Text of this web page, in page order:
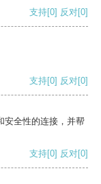
支持[0] 反对[0]
支持[0] 反对[0]
安全性的连接，并帮
支持[0] 反对[0]